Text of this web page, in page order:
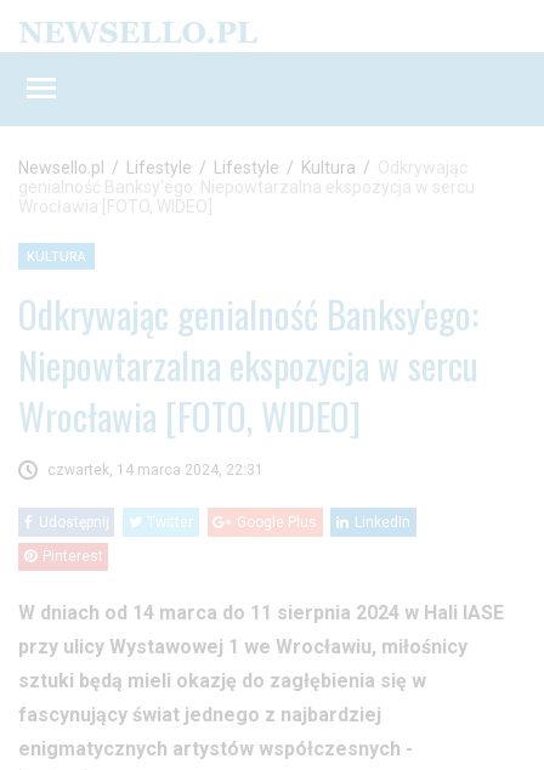
Newsello.pl / Lifestyle / Lifestyle / Kultura / Odkrywając
genialność Banksy'ego: Niepowtarzalna ekspozycja w sercu
Wrocławia [FOTO, WIDEO]
KULTURA
Odkrywając genialność Banksy'ego:
Niepowtarzalna ekspozycja w sercu
Wrocławia [FOTO, WIDEO]
czwartek, 14 marca 2024, 22:31
Udostępnij Twitter Google Plus LinkedIn
Pinterest
W dniach od 14 marca do 11 sierpnia 2024 w Hali IASE
przy ulicy Wystawowej 1 we Wrocławiu, miłośnicy
sztuki będą mieli okazję do zagłębienia się w
fascynujący świat jednego z najbardziej
enigmatycznych artystów współczesnych -